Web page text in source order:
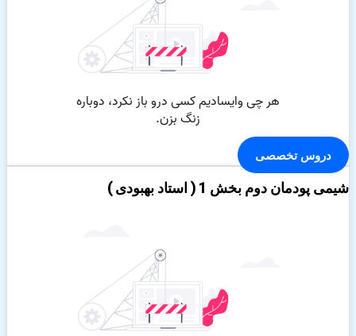
دروس تخصصی
شیمی پودمان دوم بخش 1 ( استاد بهبودی )